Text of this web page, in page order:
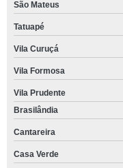
São Mateus
Tatuapé
Vila Curuçá
Vila Formosa
Vila Prudente
Brasilândia
Cantareira
Casa Verde